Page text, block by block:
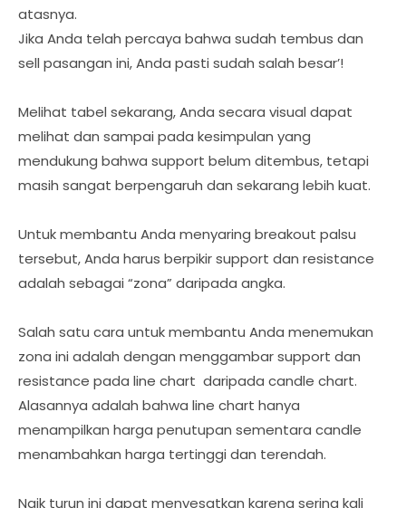
atasnya.
Jika Anda telah percaya bahwa sudah tembus dan
sell pasangan ini, Anda pasti sudah salah besar’!
Melihat tabel sekarang, Anda secara visual dapat
melihat dan sampai pada kesimpulan yang
mendukung bahwa support belum ditembus, tetapi
masih sangat berpengaruh dan sekarang lebih kuat.
Untuk membantu Anda menyaring breakout palsu
tersebut, Anda harus berpikir support dan resistance
adalah sebagai “zona” daripada angka.
Salah satu cara untuk membantu Anda menemukan
zona ini adalah dengan menggambar support dan
resistance pada line chart daripada candle chart.
Alasannya adalah bahwa line chart hanya
menampilkan harga penutupan sementara candle
menambahkan harga tertinggi dan terendah.
Naik turun ini dapat menyesatkan karena sering kali